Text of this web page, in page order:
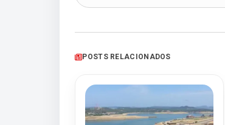
POSTS RELACIONADOS